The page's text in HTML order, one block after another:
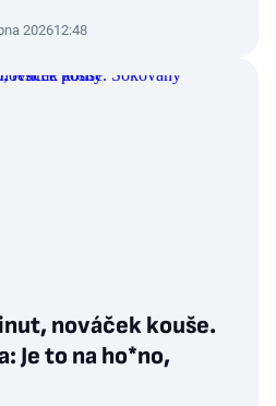
202612:48
nováček kouše.
Je to na ho*no,